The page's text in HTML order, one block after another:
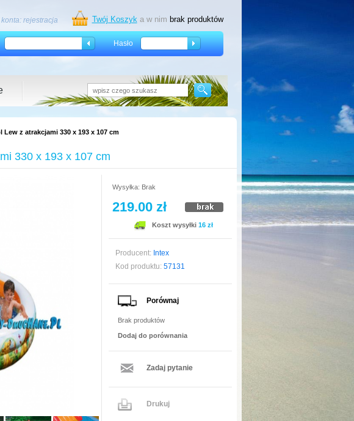
Twój Koszyka w nim brak produktów
rejestracja
Hasło
z atrakcjami 330 x 193 x 107 cm
330 x 193 x 107 cm
Wysyłka: Brak
219.00 zł
Koszt wysyłki 16 zł
Producent: Intex
Kod produktu: 57131
Porównaj
Brak produktów
Dodaj do porównania
Zadaj pytanie
Drukuj